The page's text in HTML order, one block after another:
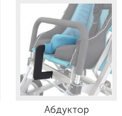
Абдуктор